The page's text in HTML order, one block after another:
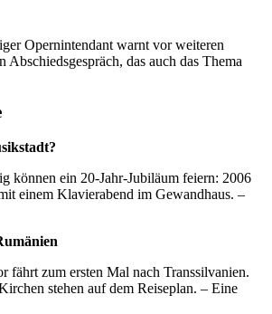
Opernintendant warnt vor weiteren
das auch das Thema
können ein 20-Jahr-Jubiläum feiern: 2006
einem Klavierabend im Gewandhaus. –
fährt zum ersten Mal nach Transsilvanien.
stehen auf dem Reiseplan. – Eine